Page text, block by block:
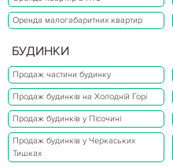
Оренда малогабаритних квартир
БУДИНКИ
Продаж частини будинку
Продаж будинків на Холодній Горі
Продаж будинків у Пісочині
Продаж будинків у Черкаських
Тишках